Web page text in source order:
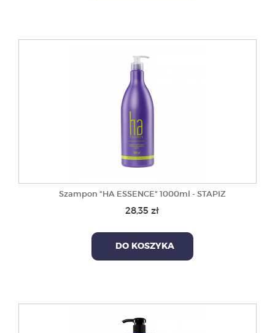
Szampon "HA ESSENCE" 1000ml - STAPIZ
28,35 zł
DO KOSZYKA